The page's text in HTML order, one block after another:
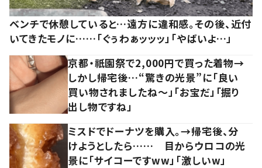
ベンチで休憩していると…遠方に違和感。その後、近付
いてきたモノに……「ぐぅわぁッッッ」「やばいよ…」
京都・祇園祭で2,000円で買った着物→
しかし帰宅後…“驚きの光景”に「良い
買い物されましたね～」「お宝だ」「掘り
出し物ですね」
ミスドでドーナツを購入。→帰宅後、分
けようとしたら…… 目からウロコの光
景に「サイコーですww」「激しいw」